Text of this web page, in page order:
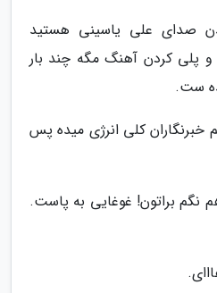
صدای علی یاسینی هستید
و پلی کردن آهنگ مگه چند بار
ست.
خبرنگاران کلی انرژی میده پس
نگم براتون! غوغایی به پاست.